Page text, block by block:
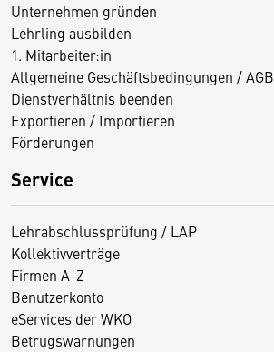
Unternehmen gründen
Lehrling ausbilden
1. Mitarbeiter:in
Allgemeine Geschäftsbedingungen / AGB
Dienstverhältnis beenden
Exportieren / Importieren
Förderungen
Service
Lehrabschlussprüfung / LAP
Kollektivverträge
Firmen A-Z
Benutzerkonto
eServices der WKO
Betrugswarnungen